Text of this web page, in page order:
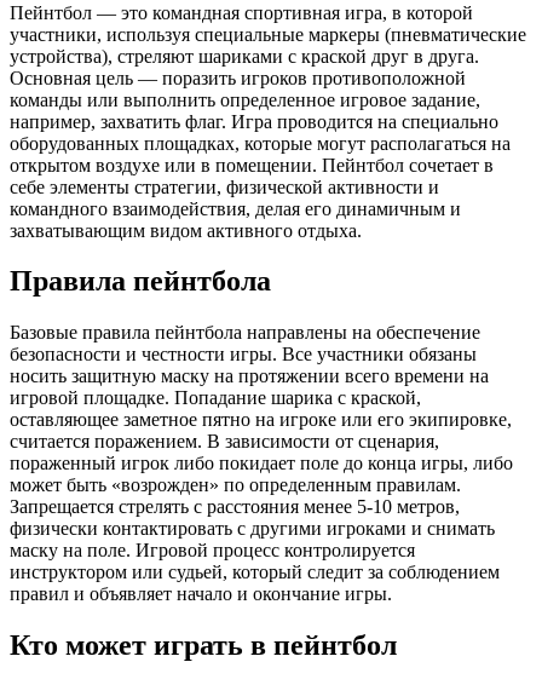
Пейнтбол — это командная спортивная игра, в которой
участники, используя специальные маркеры (пневматические
устройства), стреляют шариками с краской друг в друга.
Основная цель — поразить игроков противоположной
команды или выполнить определенное игровое задание,
например, захватить флаг. Игра проводится на специально
оборудованных площадках, которые могут располагаться на
открытом воздухе или в помещении. Пейнтбол сочетает в
себе элементы стратегии, физической активности и
командного взаимодействия, делая его динамичным и
захватывающим видом активного отдыха.
Правила пейнтбола
Базовые правила пейнтбола направлены на обеспечение
безопасности и честности игры. Все участники обязаны
носить защитную маску на протяжении всего времени на
игровой площадке. Попадание шарика с краской,
оставляющее заметное пятно на игроке или его экипировке,
считается поражением. В зависимости от сценария,
пораженный игрок либо покидает поле до конца игры, либо
может быть «возрожден» по определенным правилам.
Запрещается стрелять с расстояния менее 5-10 метров,
физически контактировать с другими игроками и снимать
маску на поле. Игровой процесс контролируется
инструктором или судьей, который следит за соблюдением
правил и объявляет начало и окончание игры.
Кто может играть в пейнтбол